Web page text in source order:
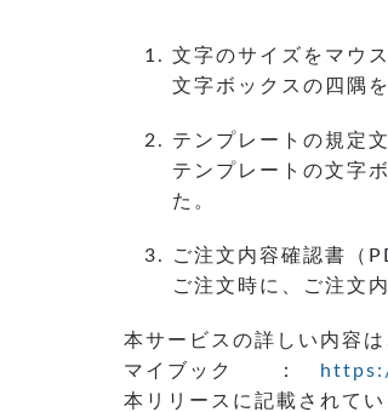
文字のサイズをマウ
文字ボックスの四隅
テンプレートの規定
テンプレートの文字
た。
ご注文内容確認書（
ご注文時に、ご注文
本サービスの詳しい内容
マイブック ：
本リリースに記載されて